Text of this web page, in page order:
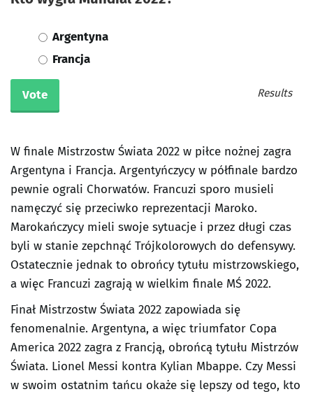
Argentyna
Francja
Results
W finale Mistrzostw Świata 2022 w piłce nożnej zagra
Argentyna i Francja. Argentyńczycy w półfinale bardzo
pewnie ograli Chorwatów. Francuzi sporo musieli
namęczyć się przeciwko reprezentacji Maroko.
Marokańczycy mieli swoje sytuacje i przez długi czas
byli w stanie zepchnąć Trójkolorowych do defensywy.
Ostatecznie jednak to obrońcy tytułu mistrzowskiego,
a więc Francuzi zagrają w wielkim finale MŚ 2022.
Finał Mistrzostw Świata 2022 zapowiada się
fenomenalnie. Argentyna, a więc triumfator Copa
America 2022 zagra z Francją, obrońcą tytułu Mistrzów
Świata. Lionel Messi kontra Kylian Mbappe. Czy Messi
w swoim ostatnim tańcu okaże się lepszy od tego, kto